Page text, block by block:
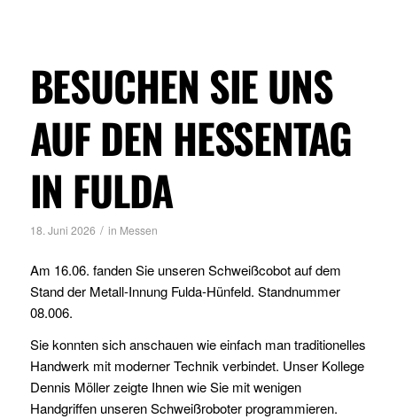
BESUCHEN SIE UNS
AUF DEN HESSENTAG
IN FULDA
18. Juni 2026 / in Messen
Am 16.06. fanden Sie unseren Schweißcobot auf dem
Stand der Metall-Innung Fulda-Hünfeld. Standnummer
08.006.
Sie konnten sich anschauen wie einfach man traditionelles
Handwerk mit moderner Technik verbindet. Unser Kollege
Dennis Möller zeigte Ihnen wie Sie mit wenigen
Handgriffen unseren Schweißroboter programmieren.